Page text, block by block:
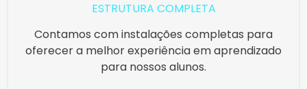
ESTRUTURA COMPLETA
Contamos com instalações completas para
oferecer a melhor experiência em aprendizado
para nossos alunos.